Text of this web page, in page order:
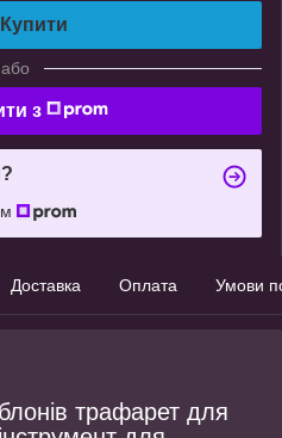
Купити
або
з
Доставка Оплата Умови
трафарет для